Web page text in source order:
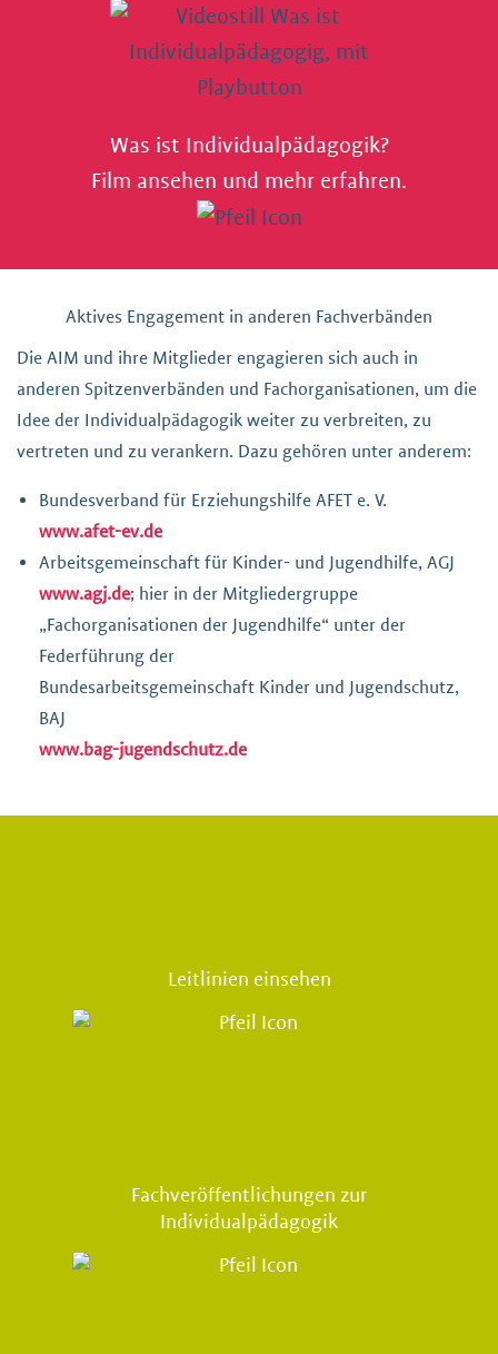
Was ist Individualpädagogik?
Film ansehen und mehr erfahren.
Aktives Engagement in anderen Fachverbänden
Die AIM und ihre Mitglieder engagieren sich auch in
anderen Spitzenverbänden und Fachorganisationen, um die
Idee der Individualpädagogik weiter zu verbreiten, zu
vertreten und zu verankern. Dazu gehören unter anderem:
Bundesverband für Erziehungshilfe AFET e. V.
www.afet-ev.de
Arbeitsgemeinschaft für Kinder- und Jugendhilfe, AGJ
www.agj.de; hier in der Mitgliedergruppe
„Fachorganisationen der Jugendhilfe“ unter der
Federführung der
Bundesarbeitsgemeinschaft Kinder und Jugendschutz,
BAJ
www.bag-jugendschutz.de
Leitlinien einsehen
Fachveröffentlichungen zur
Individualpädagogik